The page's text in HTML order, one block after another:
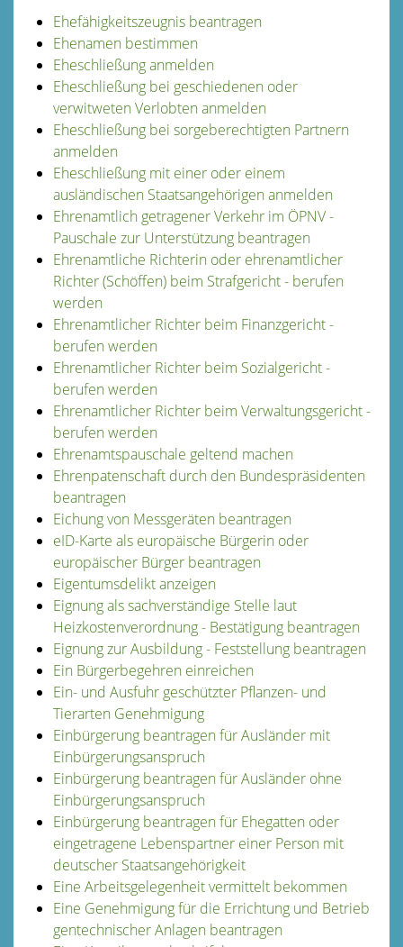
Ehefähigkeitszeugnis beantragen
Ehenamen bestimmen
Eheschließung anmelden
Eheschließung bei geschiedenen oder
verwitweten Verlobten anmelden
Eheschließung bei sorgeberechtigten Partnern
anmelden
Eheschließung mit einer oder einem
ausländischen Staatsangehörigen anmelden
Ehrenamtlich getragener Verkehr im ÖPNV -
Pauschale zur Unterstützung beantragen
Ehrenamtliche Richterin oder ehrenamtlicher
Richter (Schöffen) beim Strafgericht - berufen
werden
Ehrenamtlicher Richter beim Finanzgericht -
berufen werden
Ehrenamtlicher Richter beim Sozialgericht -
berufen werden
Ehrenamtlicher Richter beim Verwaltungsgericht -
berufen werden
Ehrenamtspauschale geltend machen
Ehrenpatenschaft durch den Bundespräsidenten
beantragen
Eichung von Messgeräten beantragen
eID-Karte als europäische Bürgerin oder
europäischer Bürger beantragen
Eigentumsdelikt anzeigen
Eignung als sachverständige Stelle laut
Heizkostenverordnung - Bestätigung beantragen
Eignung zur Ausbildung - Feststellung beantragen
Ein Bürgerbegehren einreichen
Ein- und Ausfuhr geschützter Pflanzen- und
Tierarten Genehmigung
Einbürgerung beantragen für Ausländer mit
Einbürgerungsanspruch
Einbürgerung beantragen für Ausländer ohne
Einbürgerungsanspruch
Einbürgerung beantragen für Ehegatten oder
eingetragene Lebenspartner einer Person mit
deutscher Staatsangehörigkeit
Eine Arbeitsgelegenheit vermittelt bekommen
Eine Genehmigung für die Errichtung und Betrieb
gentechnischer Anlagen beantragen